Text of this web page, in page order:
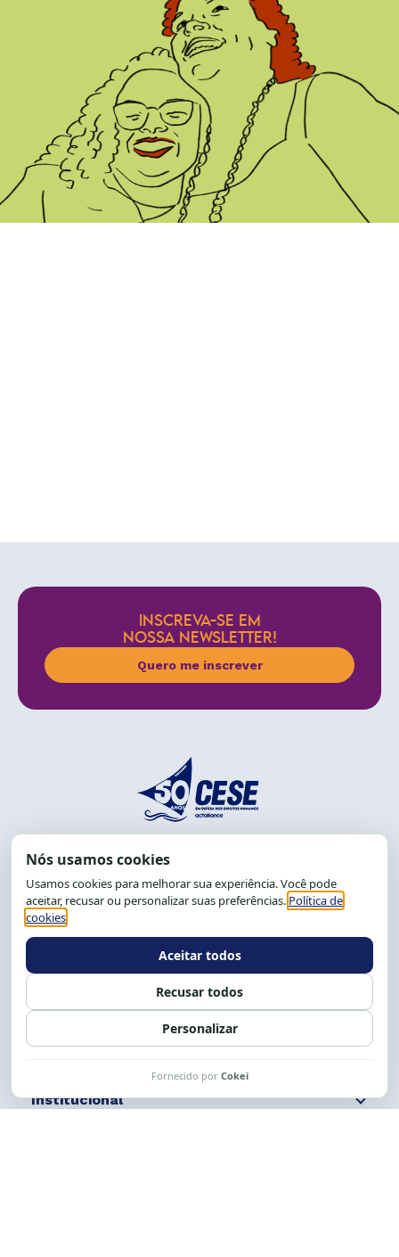
INSCREVA-SE EM
NOSSA NEWSLETTER!
Quero me inscrever
End.: R. da Graça, 150. Graça
CEP: 40.150-055
Salvador-BA, Brasil.
Tel.: (71) 2104-5457, Cel.: (71) 9 9239-2104 ou 2105
Expediente: 8h às 12h e 13 às 17h.
Siga nossas redes Fale conosco
Institucional